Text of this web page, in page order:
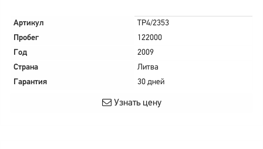
Артикул
TP4/2353
Пробег
122000
Год
2009
Страна
Литва
Гарантия
30 дней
Узнать цену